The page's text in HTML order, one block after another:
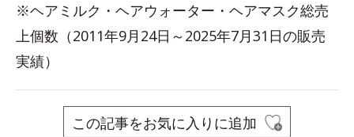
※ヘアミルク・ヘアウォーター・ヘアマスク総売
上個数（2011年9月24日～2025年7月31日の販売
実績）
この記事をお気に入りに追加